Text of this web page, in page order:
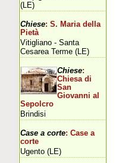
(LE)
Chiese: S. Maria della
Pietà
Vitigliano - Santa
Cesarea Terme (LE)
Chiese:
Chiesa di
San
Giovanni al
Sepolcro
Brindisi
Case a corte: Case a
corte
Ugento (LE)